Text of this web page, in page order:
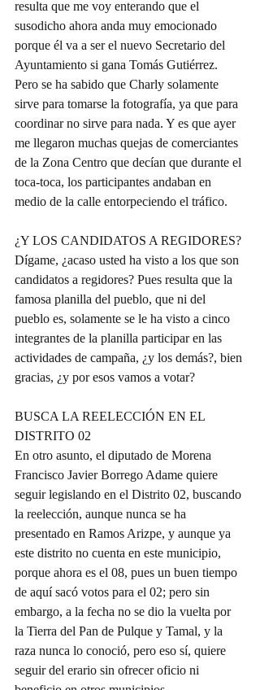
resulta que me voy enterando que el
susodicho ahora anda muy emocionado
porque él va a ser el nuevo Secretario del
Ayuntamiento si gana Tomás Gutiérrez.
Pero se ha sabido que Charly solamente
sirve para tomarse la fotografía, ya que para
coordinar no sirve para nada. Y es que ayer
me llegaron muchas quejas de comerciantes
de la Zona Centro que decían que durante el
toca-toca, los participantes andaban en
medio de la calle entorpeciendo el tráfico.
¿Y LOS CANDIDATOS A REGIDORES?
Dígame, ¿acaso usted ha visto a los que son
candidatos a regidores? Pues resulta que la
famosa planilla del pueblo, que ni del
pueblo es, solamente se le ha visto a cinco
integrantes de la planilla participar en las
actividades de campaña, ¿y los demás?, bien
gracias, ¿y por esos vamos a votar?
BUSCA LA REELECCIÓN EN EL
DISTRITO 02
En otro asunto, el diputado de Morena
Francisco Javier Borrego Adame quiere
seguir legislando en el Distrito 02, buscando
la reelección, aunque nunca se ha
presentado en Ramos Arizpe, y aunque ya
este distrito no cuenta en este municipio,
porque ahora es el 08, pues un buen tiempo
de aquí sacó votos para el 02; pero sin
embargo, a la fecha no se dio la vuelta por
la Tierra del Pan de Pulque y Tamal, y la
raza nunca lo conoció, pero eso sí, quiere
seguir del erario sin ofrecer oficio ni